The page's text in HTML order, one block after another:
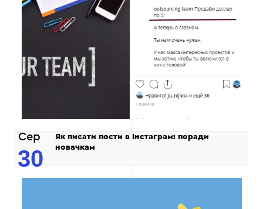
Сер
30
Як писати пости в Інстаграм: поради
новачкам